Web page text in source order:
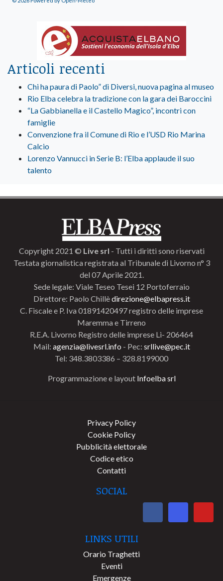
Articoli recenti
Chi ha paura di Paolo” di Diversi, nuova pagina al museo
Rio Elba celebra la tradizione con la gara dei Baroccini
“La Gabbianella e il Castello Magico”, incontri con
famiglie
Convenzione fra il Comune di Rio e l’USD Rio Marina
Calcio
Lorenzo Vannucci in Serie B: l’Elba applaude il suo
talento
Copyright 2021 © Live srl - Tutti i diritti sono riservati
Testata giornalistica registrata al Tribunale di Livorno n° 3
del 07 Aprile 2021.
Sede legale: Viale Teseo Tesei 12 Portoferraio
Direttore: Paolo Chillèdirezione@elbapress.it
C. Fiscale e P. Iva 01891420497 registro delle imprese
Maremma e Tirreno
R.E.A. Livorno Registro delle imprese Li- 206464
Mail: agenzia@livesrl.info - Pec: srllive@pec.it
Tel: 348.3803386 – 328.8199000
Programmazione e layout Infoelba srl
Privacy Policy
Cookie Policy
Pubblicità elettorale
Codice etico
Contatti
SOCIAL
LINKS UTILI
Orario Traghetti
Eventi
Emergenze